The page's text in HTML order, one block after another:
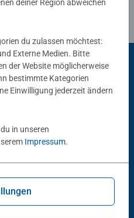
auch
deiner Region abweichen
du zulassen möchtest:
Externe Medien. Bitte
der Website möglicherweise
bestimmte Kategorien
Einwilligung jederzeit ändern
in unseren
Impressum.